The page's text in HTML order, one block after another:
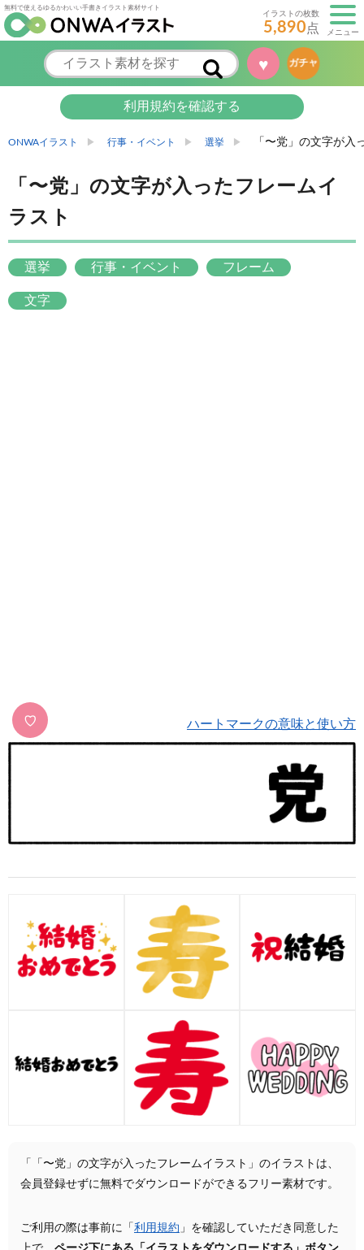
無料で使えるゆるかわいい手書きイラスト素材サイト
イラストの枚数
5,890点 メニュー
♥ ガチャ
利用規約を確認する
ONWAイラスト 行事・イベント 選挙 「〜党」の文字が入
「〜党」の文字が入ったフレームイ
ラスト
選挙 行事・イベント フレーム
文字
♡ ハートマークの意味と使い方
「「〜党」の文字が入ったフレームイラスト」のイラストは、
会員登録せずに無料でダウンロードができるフリー素材です。
ご利用の際は事前に「 利用規約 」を確認していただき同意した